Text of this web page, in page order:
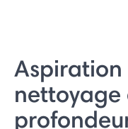
Aspiration
nettoyage